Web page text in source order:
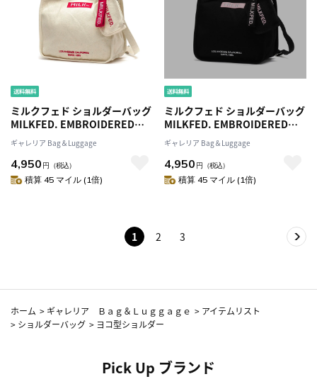
ミルクフェド ショルダーバッグ
MILKFED. EMBROIDERED
BAR SHOULDER BAG
W/STRAP バッグ トートバッグ
2WAY 斜めがけ B5 中学生 高校
生 女子 レディース
ギャレリア Bag＆Luggage
4,950 円 （税込）
積算 45 マイル (1倍)
ミルクフェド ショルダーバッグ
MILKFED. EMBROIDERED
BAR SHOULDER BAG
W/STRAP バッグ トートバッグ
2WAY 斜めがけ B5 中学生 高校
生 女子 レディース
ギャレリア Bag＆Luggage
4,950 円 （税込）
積算 45 マイル (1倍)
1 2 3
ホーム > ギャレリア Ｂａｇ＆Ｌｕｇｇａｇｅ > アイテムリスト
> ショルダーバッグ > ヨコ型ショルダー
Pick Up ブランド